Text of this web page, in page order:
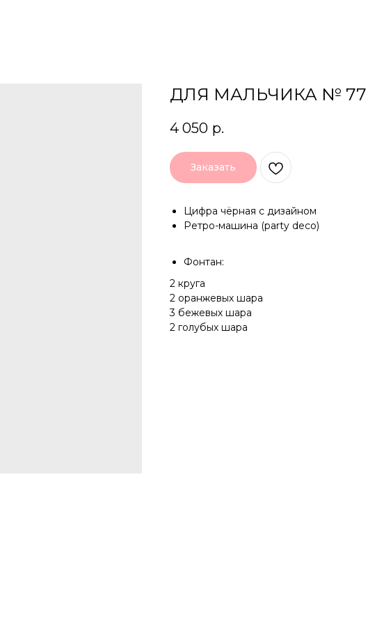
ДЛЯ МАЛЬЧИКА № 77
4 050 р.
Заказать
Цифра чёрная с дизайном
Ретро-машина (party deco)
Фонтан:
2 круга
2 оранжевых шара
3 бежевых шара
2 голубых шара